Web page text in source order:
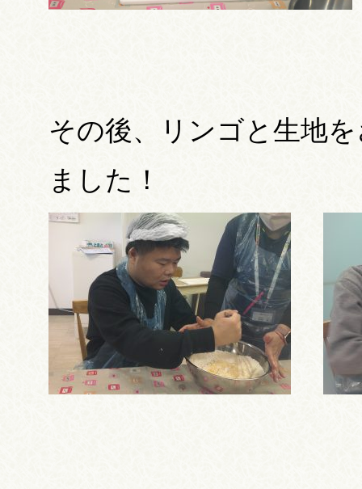
その後、リンゴと生地
ました！